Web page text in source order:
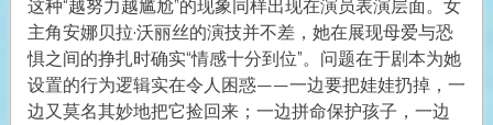
这种“越努力越尴尬”的现象同样出现在演员表演层面。女
主角安娜贝拉·沃丽丝的演技并不差，她在展现母爱与恐
惧之间的挣扎时确实“情感十分到位”。问题在于剧本为她
设置的行为逻辑实在令人困惑——一边要把娃娃扔掉，一
边又莫名其妙地把它捡回来；一边拼命保护孩子，一边